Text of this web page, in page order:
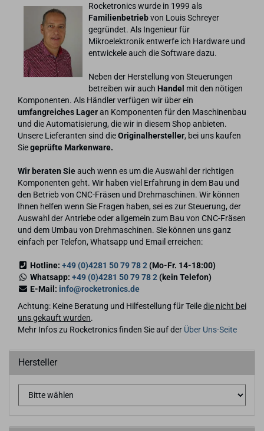
Rocketronics wurde in 1999 als
Familienbetriebvon Louis Schreyer
gegründet. Als Ingenieur für
Mikroelektronik entwerfe ich Hardware und
entwickele auch die Software dazu.
Neben der Herstellung von Steuerungen
betreiben wir auch Handel mit den nötigen
Komponenten. Als Händler verfügen wir über ein
umfangreiches Lageran Komponenten für den Maschinenbau
und die Automatisierung, die wir in diesem Shop anbieten.
Unsere Lieferanten sind dieOriginalhersteller, bei uns kaufen
Siegeprüfte Markenware.
Wir beraten Sieauch wenn es um die Auswahl der richtigen
Komponenten geht. Wir haben viel Erfahrung in dem Bau und
den Betrieb von CNC-Fräsen und Drehmaschinen. Wir können
Ihnen helfen wenn Sie Fragen haben, sei es zur Steuerung, der
Auswahl der Antriebe oder allgemein zum Bau von CNC-Fräsen
und dem Umbau von Drehmaschinen. Sie können uns ganz
einfach per Telefon, Whatsapp und Email erreichen:
Hotline: +49 (0)4281 50 79 78 2(Mo-Fr. 14-18:00)
Whatsapp: +49 (0)4281 50 79 78 2(kein Telefon)
E-Mail: info@rocketronics.de
Achtung: Keine Beratung und Hilfestellung für Teiledie nicht bei
uns gekauft wurden.
Mehr Infos zu Rocketronics finden Sie auf der Über Uns-Seite
Hersteller